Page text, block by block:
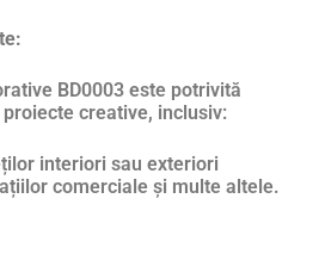
BD0003 este potrivită
creative, inclusiv:
interiori sau exteriori
comerciale și multe altele.